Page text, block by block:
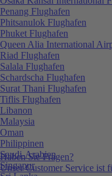
Haben Sie Fragen?
Unser Customer Service ist
Penang Flughafen
Phitsanulok Flughafen
Phuket Flughafen
Queen Alia International
Riad Flughafen
Salala Flughafen
Schardscha Flughafen
Surat Thani Flughafen
Tiflis Flughafen
Libanon
Malaysia
Oman
Philippinen
Saudi-Arabien
Singapur